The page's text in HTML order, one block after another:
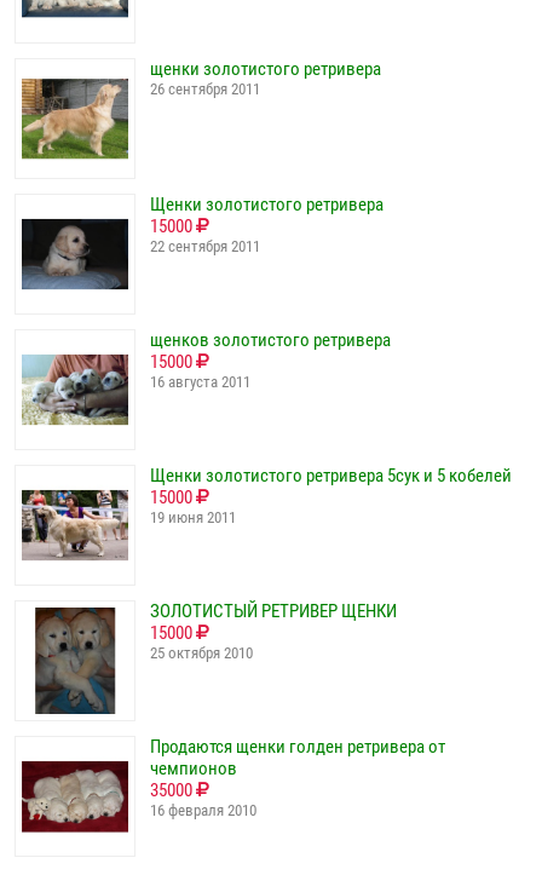
щенки золотистого ретривера
26 сентября 2011
Щенки золотистого ретривера
15000
22 сентября 2011
щенков золотистого ретривера
15000
16 августа 2011
Щенки золотистого ретривера 5сук и 5 кобелей
15000
19 июня 2011
ЗОЛОТИСТЫЙ РЕТРИВЕР ЩЕНКИ
15000
25 октября 2010
Продаются щенки голден ретривера от
чемпионов
35000
16 февраля 2010